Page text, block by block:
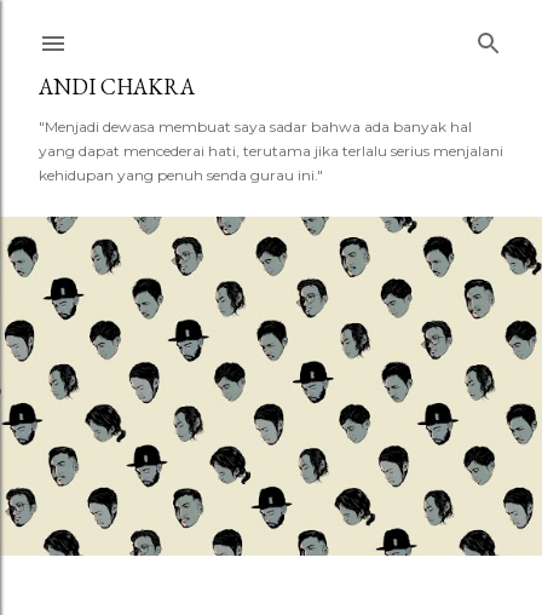
ANDI CHAKRA
"Menjadi dewasa membuat saya sadar bahwa ada banyak hal
yang dapat mencederai hati, terutama jika terlalu serius menjalani
kehidupan yang penuh senda gurau ini."